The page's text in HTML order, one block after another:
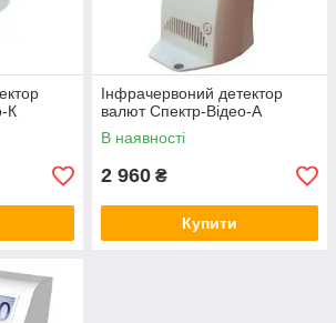
К
Інфрачервоний детектор
валют Спектр-Відео-А
В наявності
2 960 ₴
Купити